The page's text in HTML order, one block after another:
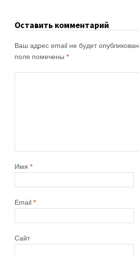
Оставить комментарий
Ваш адрес email не будет опубликован.
поля помечены *
Имя *
Email *
Сайт